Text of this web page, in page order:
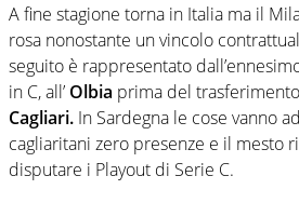
A fine stagione torna in Italia ma il
rosa nonostante un vincolo
seguito è rappresentato
in C, all’ Olbia prima del
Cagliari. In Sardegna le cose vanno
cagliaritani zero presenze e il mesto
disputare i Playout di Serie C.